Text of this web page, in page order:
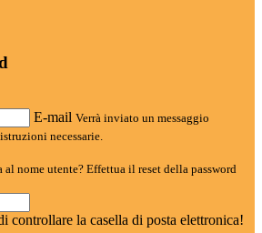
E-mail Verrà inviato un messaggio
necessarie.
al nome utente? Effettua il reset della password
controllare la casella di posta elettronica!